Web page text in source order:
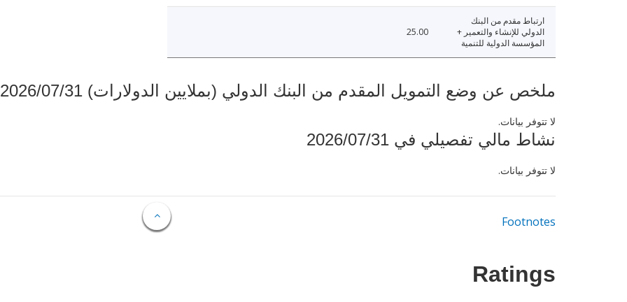
ارتباط مقدم من البنك
الدولي للإنشاء والتعمير +
المؤسسة الدولية للتنمية
25.00
ملخص عن وضع التمويل المقدم من البنك الدولي (بملايين الدولارات) 2026/07/31
لا تتوفر بيانات.
نشاط مالي تفصيلي في 2026/07/31
لا تتوفر بيانات.
Footnotes
Ratings